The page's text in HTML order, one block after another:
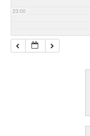
23:00